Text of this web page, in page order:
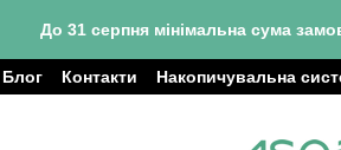
До 31 серпня мінімальна сума
Блог Контакти Накопичувальна